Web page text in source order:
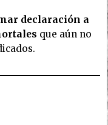
declaración a
que aún no